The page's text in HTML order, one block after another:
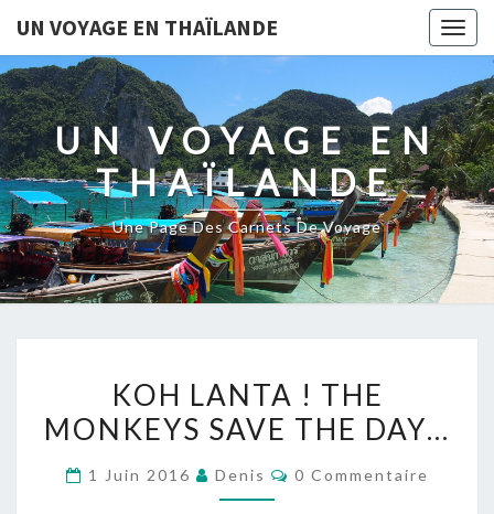
UN VOYAGE EN THAÏLANDE
UN VOYAGE EN
THAÏLANDE
Une Page Des Carnets De Voyage
LANTA
!
MONKEYS
KOH LANTA ! THE
MONKEYS SAVE THE DAY…
1 Juin 2016 Denis Commentaires
0 Commentaire